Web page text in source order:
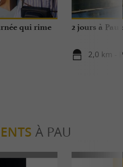
qui rime
2 jours à
2,0 km -
À PAU